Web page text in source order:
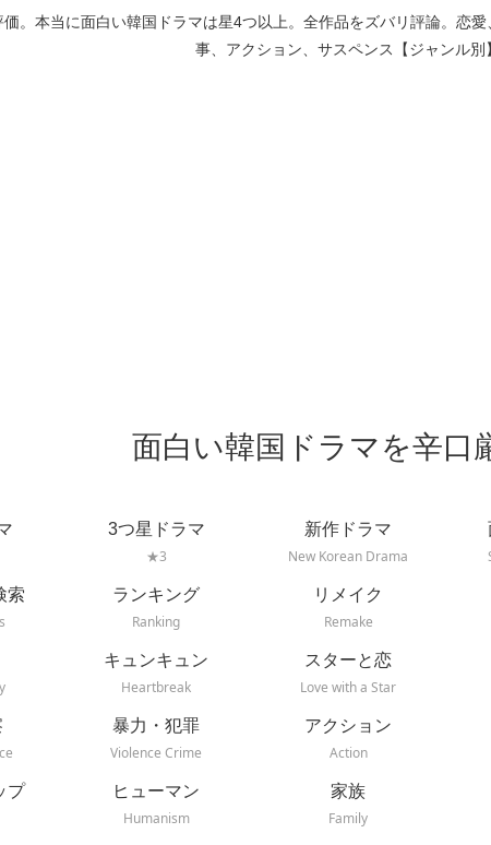
。本当に面白い韓国ドラマは星4つ以上。全作品をズバリ評論。恋
事、アクション、サスペンス【ジャンル別】
面白い韓国ドラマを辛口
3つ星ドラマ
★3
新作ドラマ
New Korean Drama
索
ランキング
Ranking
リメイク
Remake
キュンキュン
Heartbreak
スターと恋
Love with a Star
暴力・犯罪
Violence Crime
アクション
Action
プ
ヒューマン
Humanism
家族
Family